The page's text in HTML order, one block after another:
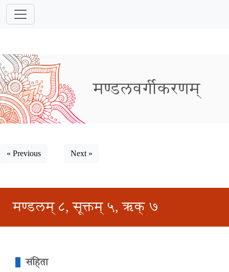
मण्डलवर्गीकरणम्
« Previous Next »
मण्डलम् ८, सूक्तम् ५, ऋक् ७
संहिता